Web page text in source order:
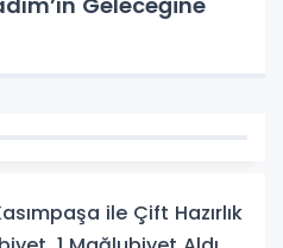
ile Çift Hazırlık